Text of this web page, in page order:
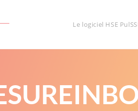
Le logiciel HSE